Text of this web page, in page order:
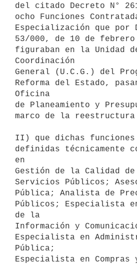
del citado Decreto N°
ocho Funciones
Especialización que por
53/000, de 10 de febrero
figuraban en la Unidad
Coordinación
General (U.C.G.) del
Reforma del Estado,
Oficina
de Planeamiento y
marco de la reestructura
II) que dichas funciones
definidas técnicamente
en
Gestión de la Calidad
Servicios Públicos;
Pública; Analista de
Públicos; Especialista
de la
Información y
Especialista en
Pública;
Especialista en Compras